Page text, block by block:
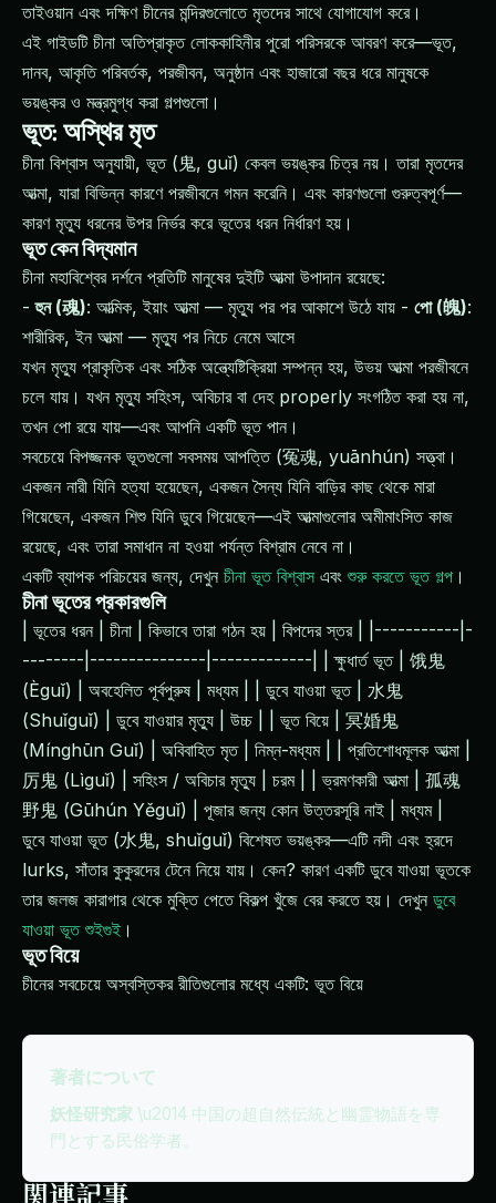
তাইওয়ান এবং দক্ষিণ চীনের মন্দিরগুলোতে মৃতদের সাথে যোগাযোগ করে।
এই গাইডটি চীনা অতিপ্রাকৃত লোককাহিনীর পুরো পরিসরকে আবরণ করে—ভূত,
দানব, আকৃতি পরিবর্তক, পরজীবন, অনুষ্ঠান এবং হাজারো বছর ধরে মানুষকে
ভয়ঙ্কর ও মন্ত্রমুগ্ধ করা গল্পগুলো।
ভূত: অস্থির মৃত
চীনা বিশ্বাস অনুযায়ী, ভূত (鬼, guǐ) কেবল ভয়ঙ্কর চিত্র নয়। তারা মৃতদের
আত্মা, যারা বিভিন্ন কারণে পরজীবনে গমন করেনি। এবং কারণগুলো গুরুত্বপূর্ণ—
কারণ মৃত্যু ধরনের উপর নির্ভর করে ভূতের ধরন নির্ধারণ হয়।
ভূত কেন বিদ্যমান
চীনা মহাবিশ্বের দর্শনে প্রতিটি মানুষের দুইটি আত্মা উপাদান রয়েছে:
-হুন (魂): আত্মিক, ইয়াং আত্মা — মৃত্যু পর পর আকাশে উঠে যায় - পো (魄):
শারীরিক, ইন আত্মা — মৃত্যু পর নিচে নেমে আসে
যখন মৃত্যু প্রাকৃতিক এবং সঠিক অন্ত্যেষ্টিক্রিয়া সম্পন্ন হয়, উভয় আত্মা পরজীবনে
চলে যায়। যখন মৃত্যু সহিংস, অবিচার বা দেহ properly সংগঠিত করা হয় না,
তখন পো রয়ে যায়—এবং আপনি একটি ভূত পান।
সবচেয়ে বিপজ্জনক ভূতগুলো সবসময় আপত্তি (冤魂, yuānhún) সত্ত্বা।
একজন নারী যিনি হত্যা হয়েছেন, একজন সৈন্য যিনি বাড়ির কাছ থেকে মারা
গিয়েছেন, একজন শিশু যিনি ডুবে গিয়েছেন—এই আত্মাগুলোর অমীমাংসিত কাজ
রয়েছে, এবং তারা সমাধান না হওয়া পর্যন্ত বিশ্রাম নেবে না।
একটি ব্যাপক পরিচয়ের জন্য, দেখুন চীনা ভূত বিশ্বাস এবং শুরু করতে ভূত গল্প ।
চীনা ভূতের প্রকারগুলি
| ভূতের ধরন | চীনা | কিভাবে তারা গঠন হয় | বিপদের স্তর | |-----------|-
--------|---------------|-------------| | ক্ষুধার্ত ভূত | 饿鬼
(Èguǐ) | অবহেলিত পূর্বপুরুষ | মধ্যম | | ডুবে যাওয়া ভূত | 水鬼
(Shuǐguǐ) | ডুবে যাওয়ার মৃত্যু | উচ্চ | | ভূত বিয়ে | 冥婚鬼
(Mínghūn Guǐ) | অবিবাহিত মৃত | নিম্ন-মধ্যম | | প্রতিশোধমূলক আত্মা |
厉鬼 (Lìguǐ) | সহিংস / অবিচার মৃত্যু | চরম | | ভ্রমণকারী আত্মা | 孤魂
野鬼 (Gūhún Yěguǐ) | পূজার জন্য কোন উত্তরসূরি নাই | মধ্যম |
ডুবে যাওয়া ভূত (水鬼, shuǐguǐ) বিশেষত ভয়ঙ্কর—এটি নদী এবং হ্রদে
lurks, সাঁতার কুকুরদের টেনে নিয়ে যায়। কেন? কারণ একটি ডুবে যাওয়া ভূতকে
তার জলজ কারাগার থেকে মুক্তি পেতে বিকল্প খুঁজে বের করতে হয়। দেখুন ডুবে
যাওয়া ভূত শুইগুই ।
ভূত বিয়ে
চীনের সবচেয়ে অস্বস্তিকর রীতিগুলোর মধ্যে একটি: ভূত বিয়ে
著者について
妖怪研究家 \u2014 中国の超自然伝統と幽霊物語を専
門とする民俗学者。